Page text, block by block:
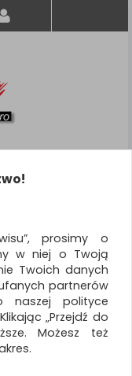
prosimy o
w niej o Twoją
Twoich danych
partnerów
naszej polityce
„Przejdź do
Możesz też